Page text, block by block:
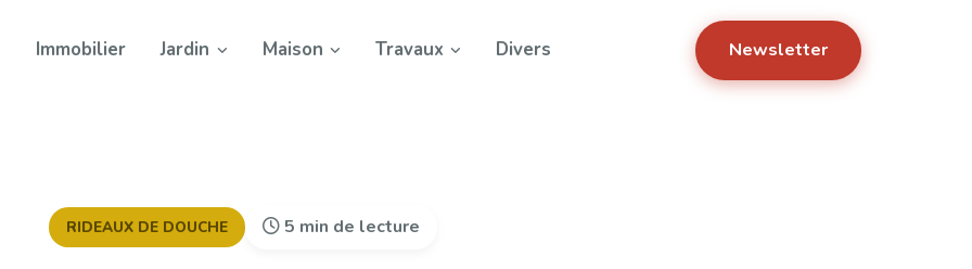
Immobilier Jardin Maison Travaux Divers Newsletter
RIDEAUX DE DOUCHE 5 min de lecture